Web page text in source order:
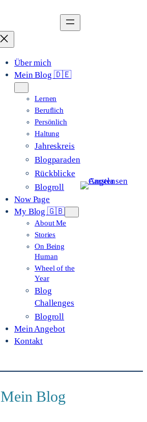
Über mich
Mein Blog 🇩🇪
Lernen
Beruflich
Persönlich
Haltung
Jahreskreis
Blogparaden
Rückblicke
Blogroll
Now Page
My Blog 🇬🇧
About Me
Stories
On Being
Human
Wheel of the
Year
Blog
Challenges
Blogroll
Mein Angebot
Kontakt
Mein Blog